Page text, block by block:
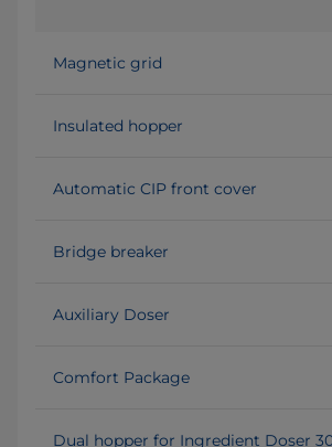
Magnetic grid
Insulated hopper
Automatic CIP front cover
Bridge breaker
Auxiliary Doser
Comfort Package
Dual hopper for Ingredient Doser